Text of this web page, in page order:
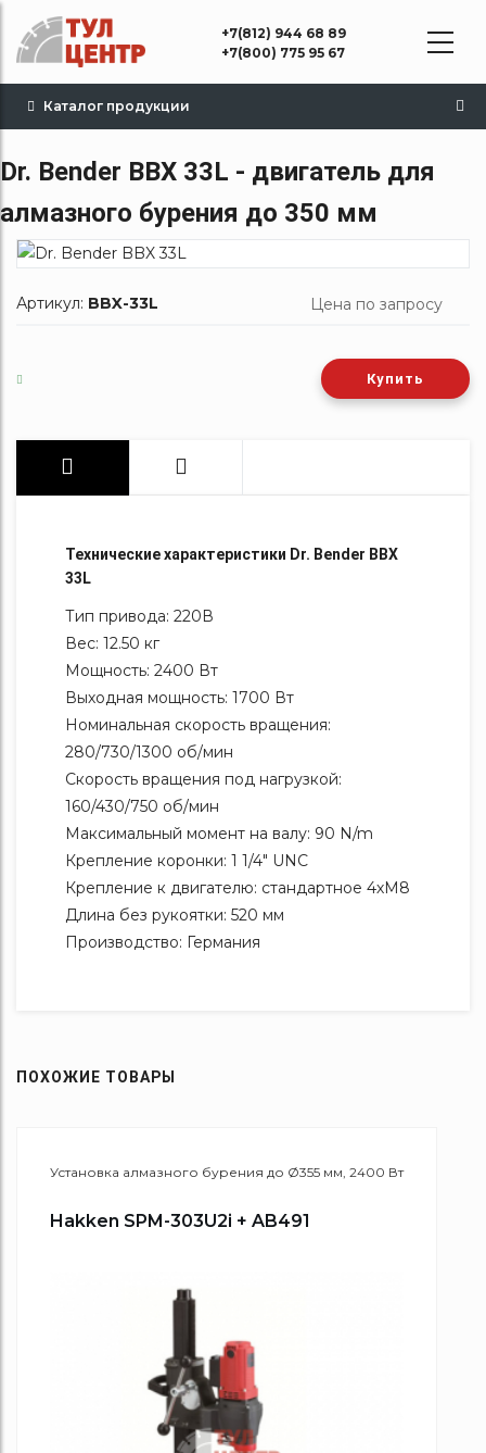
Перейти
основному
+7(812) 944 68 89
+7(800) 775 95 67
Каталог продукции
Dr. Bender BBX 33L - двигатель для
алмазного бурения до 350 мм
Артикул: BBX-33L Цена по запросу
Купить
Технические характеристики Dr. Bender BBX
33L
Тип привода: 220В
Вес: 12.50 кг
Мощность: 2400 Вт
Выходная мощность: 1700 Вт
Номинальная скорость вращения:
280/730/1300 об/мин
Скорость вращения под нагрузкой:
160/430/750 об/мин
Максимальный момент на валу: 90 N/m
Крепление коронки: 1 1/4" UNC
Крепление к двигателю: стандартное 4хМ8
Длина без рукоятки: 520 мм
Производство: Германия
ПОХОЖИЕ ТОВАРЫ
Установка алмазного бурения до Ø355 мм, 2400 Вт
Hakken SPM-303U2i + AB491